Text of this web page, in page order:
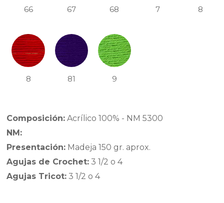
66 67 68 7 8
8 81 9
Composición: Acrílico 100% - NM 5300
NM:
Presentación: Madeja 150 gr. aprox.
Agujas de Crochet: 3 1/2 o 4
Agujas Tricot: 3 1/2 o 4